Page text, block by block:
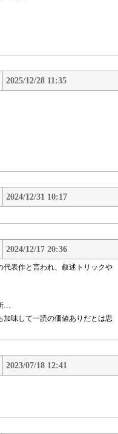
2025/12/28 11:35
2024/12/31 10:17
2024/12/17 20:36
表作と言われ、叙述トリックや
…
加味して一読の価値ありだとは思
2023/07/18 12:41